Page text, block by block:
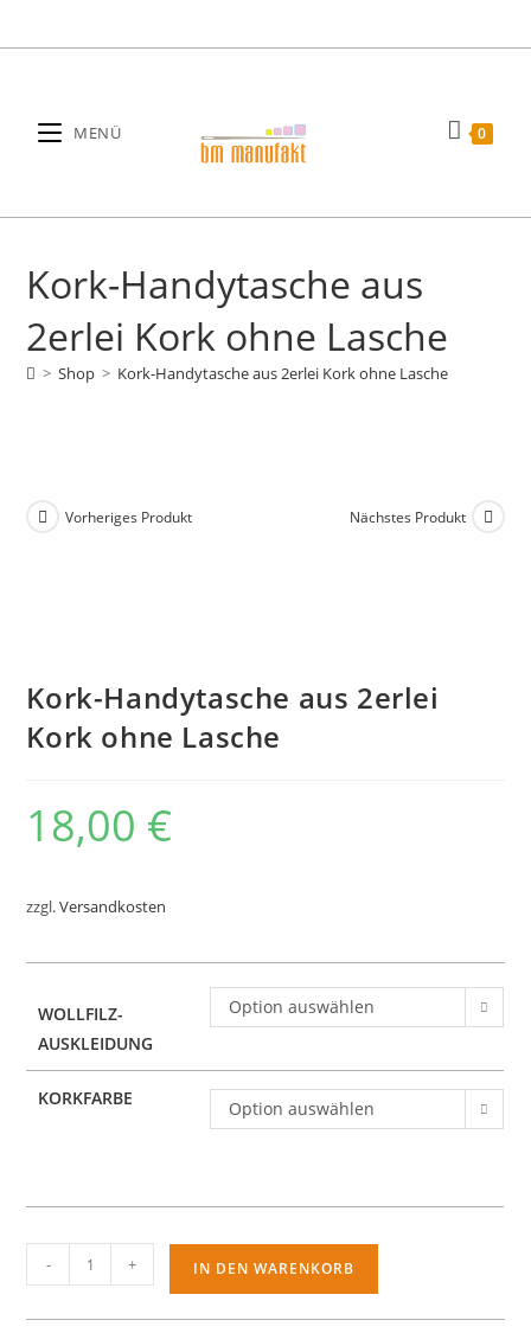
Inhalt
MENÜ 0
Kork-Handytasche aus
2erlei Kork ohne Lasche
> Shop > Kork-Handytasche aus 2erlei Kork ohne Lasche
Vorheriges Produkt Nächstes Produkt
Kork-Handytasche aus 2erlei
Kork ohne Lasche
18,00 €
zzgl.Versandkosten
WOLLFILZ-
AUSKLEIDUNG
Option auswählen
KORKFARBE Option auswählen
Handytasche
aus
- + IN DEN WARENKORB